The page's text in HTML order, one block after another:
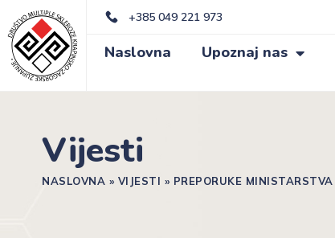
+385 049 221 973
Naslovna Upoznaj nas
Vijesti
NASLOVNA » VIJESTI » PREPORUKE MINISTARSTVA